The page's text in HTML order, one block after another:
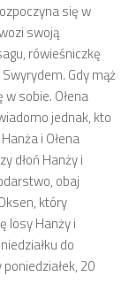
się w
swoją
rówieśniczkę
Gdy mąż
sobie. Ołena
jednak, kto
i Ołena
dłoń Hanży i
obaj
który
losy Hanży i
do
20